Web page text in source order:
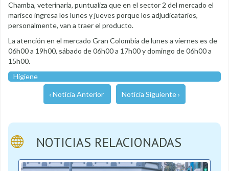
Chamba, veterinaria, puntualiza que en el sector 2 del mercado el
marisco ingresa los lunes y jueves porque los adjudicatarios,
personalmente, van a traer el producto.
La atención en el mercado Gran Colombia de lunes a viernes es de
06h00 a 19h00, sábado de 06h00 a 17h00 y domingo de 06h00 a
15h00.
Higiene
‹ Noticia Anterior Noticia Siguiente ›
NOTICIAS RELACIONADAS